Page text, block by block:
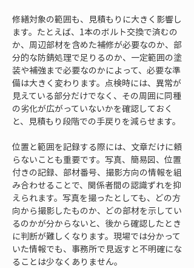
修繕対象の範囲も、見積もりに大きく影響し
ます。たとえば、1本のボルト交換で済むの
か、周辺部材を含めた補修が必要なのか、部
分的な防錆処理で足りるのか、一定範囲の塗
装や補強まで必要なのかによって、必要な準
備は大きく変わります。点検時には、異常が
見えている部分だけでなく、その周囲に同種
の劣化が広がっていないかを確認しておく
と、見積もり段階での手戻りを減らせます。
位置と範囲を記録する際には、文章だけに頼
らないことも重要です。写真、簡易図、位置
付きの記録、部材番号、撮影方向の情報を組
み合わせることで、関係者間の認識ずれを抑
えられます。写真を撮ったとしても、どの方
向から撮影したものか、どの部材を示してい
るのかが分からないと、後から確認したとき
に判断が難しくなります。現場では分かって
いた情報でも、事務所で見返すと不明確にな
ることは少なくありません。